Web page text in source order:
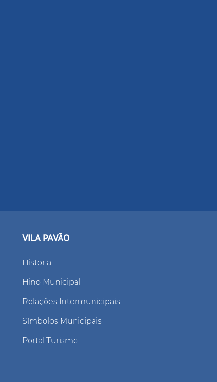
VILA PAVÃO
História
Hino Municipal
Relações Intermunicipais
Símbolos Municipais
Portal Turismo